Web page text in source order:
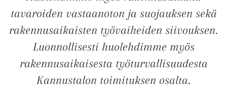
tavaroiden vastaanoton ja suojauksen sekä
rakennusaikaisten työvaiheiden siivouksen.
Luonnollisesti huolehdimme myös
rakennusaikaisesta työturvallisuudesta
Kannustalon toimituksen osalta.